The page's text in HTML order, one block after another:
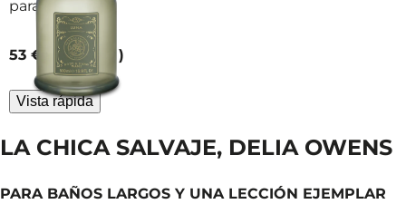
para cuerpo y
manos,
impregnado de
los regalos
nacarados de
Luna: naranja,
jazmín y rosa.
current price
53 € 500 ml
Vista rápida
LA CHICA SALVAJE, DELIA OWENS
PARA BAÑOS LARGOS Y UNA LECCIÓN EJEMPLAR